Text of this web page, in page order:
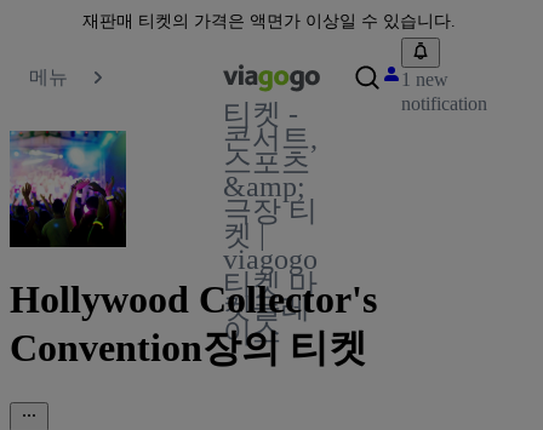
재판매 티켓의 가격은 액면가 이상일 수 있습니다.
메뉴
티켓 -
콘서트,
스포츠
&amp;
극장 티
켓 |
viagogo
티켓 마
켓플레
이스
1 new
notification
Hollywood Collector's
Convention장의 티켓